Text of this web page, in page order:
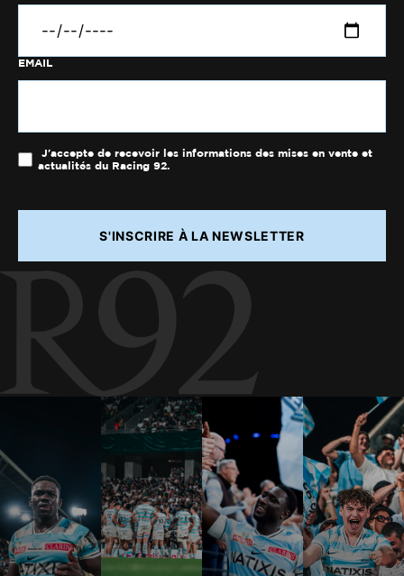
EMAIL
J'accepte de recevoir les informations des mises en vente et
actualités du Racing 92.
S'INSCRIRE À LA NEWSLETTER